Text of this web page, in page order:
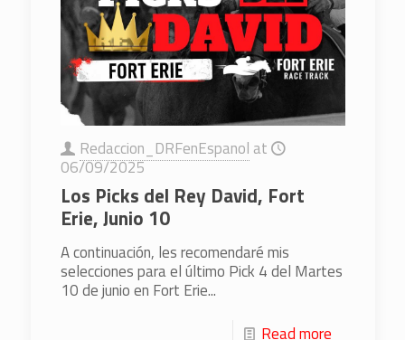
Redaccion_DRFenEspanol at
06/09/2025
Los Picks del Rey David, Fort
Erie, Junio 10
A continuación, les recomendaré mis
selecciones para el último Pick 4 del Martes
10 de junio en Fort Erie...
Read more